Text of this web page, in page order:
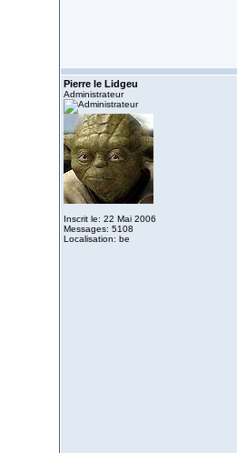
Pierre le Lidgeu
Administrateur
Inscrit le: 22 Mai 2006
Messages: 5108
Localisation: be